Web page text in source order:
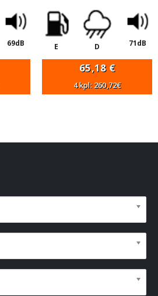
69dB E D 71dB
65,18 €
4 kpl: 260,72€